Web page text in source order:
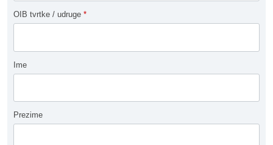
OIB tvrtke / udruge *
Ime
Prezime